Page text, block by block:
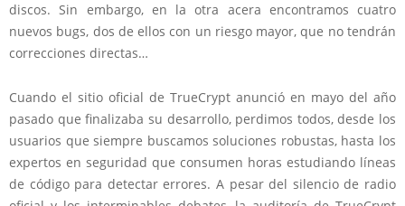
discos. Sin embargo, en la otra acera encontramos cuatro
nuevos bugs, dos de ellos con un riesgo mayor, que no tendrán
correcciones directas…
Cuando el sitio oficial de TrueCrypt anunció en mayo del año
pasado que finalizaba su desarrollo, perdimos todos, desde los
usuarios que siempre buscamos soluciones robustas, hasta los
expertos en seguridad que consumen horas estudiando líneas
de código para detectar errores. A pesar del silencio de radio